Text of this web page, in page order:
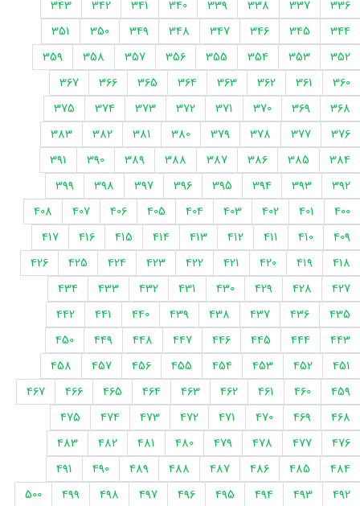
336
337
338
339
340
341
342
343
344
345
346
347
348
349
350
351
352
353
354
355
356
357
358
359
360
361
362
363
364
365
366
367
368
369
370
371
372
373
374
375
376
377
378
379
380
381
382
383
384
385
386
387
388
389
390
391
392
393
394
395
396
397
398
399
400
401
402
403
404
405
406
407
408
409
410
411
412
413
414
415
416
417
418
419
420
421
422
423
424
425
426
427
428
429
430
431
432
433
434
435
436
437
438
439
440
441
442
443
444
445
446
447
448
449
450
451
452
453
454
455
456
457
458
459
460
461
462
463
464
465
466
467
468
469
470
471
472
473
474
475
476
477
478
479
480
481
482
483
484
485
486
487
488
489
490
491
492
493
494
495
496
497
498
499
500